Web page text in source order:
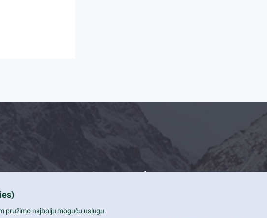
Contact Info
View, CA 94043
pružimo najbolju moguću uslugu.